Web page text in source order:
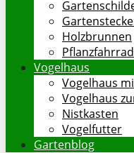
Holzbrunnen
Pflanzfahrrad
Vogelhaus
Vogelhaus
Vogelhaus
Nistkasten
Vogelfutter
Gartenblog